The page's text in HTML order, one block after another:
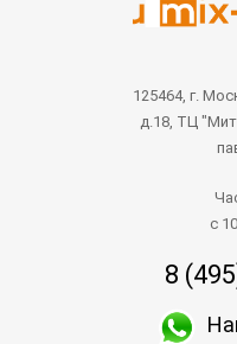
125464, г.
д.18, ТЦ
с
8